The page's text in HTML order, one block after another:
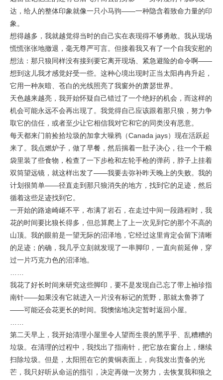
达，给人的整体印象就像一只小马驹——一种隐含着致命力量的印
象。
想得越多，我就越觉得当时的自己实在表现得不够勇敢。我从现场
慌慌张张地撤退，毫无尊严可言。但接着我又有了一个自我安慰的
想法：那只狼同样没有接到要它离开现场、紧急避险的命令啊——
想到这儿我才感觉好受一些。这种心境出现时正当太阳冉冉升起，
它用一种灰暗、苍白的光线照亮了我窗外的萧瑟世界。
天色越来越亮，我开始怀疑自己错过了一个绝好的机会，而这样的
机会可能永远不会再出现了。我觉得自己应该跟着那只狼，努力争
取它的信任，或者至少让它相信我对它和它的同类没有恶意。
每天都来门前捡拾垃圾的加拿大噪鸦（Canada jays）现在活跃起
来了。我点燃炉子，做了早餐，然后揣着一肚子决心，往一个干粮
袋里装了些食物，检查了一下步枪和左轮手枪的弹药，脖子上挂着
双筒望远镜，就这样出发了——我要去弥补昨天晚上的失败。我的
计划很简单——径直走到那只狼消失的地方，找到它的足迹，然后
循着这些足迹找到它。
一开始的路途崎岖不平，布满了岩石，在走过中间一段路程时，我
花的时间要比狼长得多，但总算爬上了上一次见到它的那个不高的
山顶。我的眼前是一望无际的沼泽地，它经过这里肯定会留下清晰
的足迹；的确，我几乎立刻就发现了一串脚印，一直向前延伸，穿
过一片巧克力色的沼泽地。
我花了好长时间来研究这些脚印，要不是发现自己忘了带上袖珍指
南针——如果没有它就进入一片没有标记的荒野，那就太鲁莽了
——可能还会花更长的时间。我懊恼地决定暂时返回小屋。
第二天早上，我开始清理小屋里令人望而生畏的黑乎乎、乱糟糟的
垃圾。在清理的过程中，我找出了指南针，把它放在窗台上，继续
扫除垃圾。但是，太阳照在它的黄铜表面上，向我发出责备的光
芒，我只好听从命运的指引，决定再做一次努力，去恢复我和狼之